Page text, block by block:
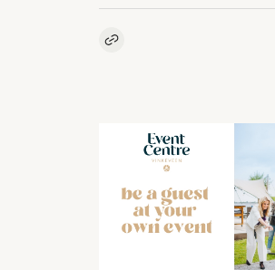
Kopieer link naar artikel